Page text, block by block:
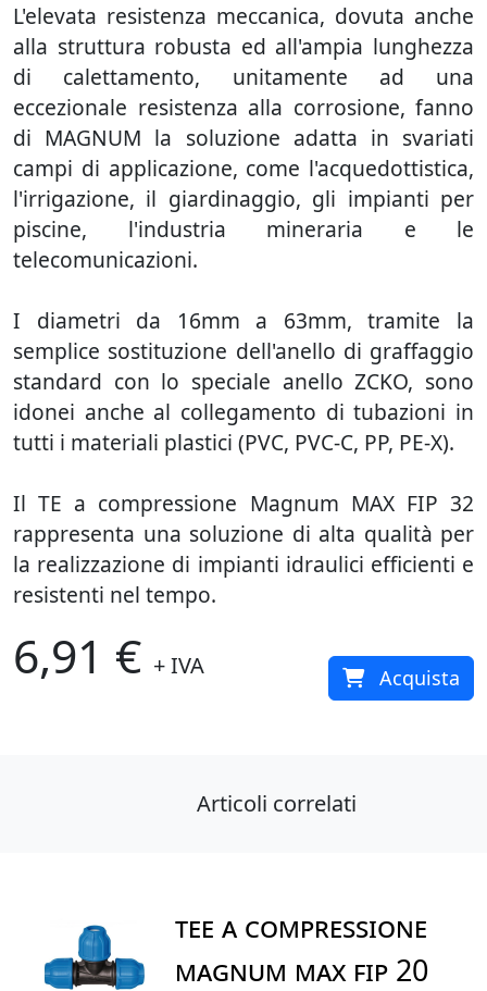
L'elevata resistenza meccanica, dovuta anche
alla struttura robusta ed all'ampia lunghezza
di calettamento, unitamente ad una
eccezionale resistenza alla corrosione, fanno
di MAGNUM la soluzione adatta in svariati
campi di applicazione, come l'acquedottistica,
l'irrigazione, il giardinaggio, gli impianti per
piscine, l'industria mineraria e le
telecomunicazioni.
I diametri da 16mm a 63mm, tramite la
semplice sostituzione dell'anello di graffaggio
standard con lo speciale anello ZCKO, sono
idonei anche al collegamento di tubazioni in
tutti i materiali plastici (PVC, PVC-C, PP, PE-X).
Il TE a compressione Magnum MAX FIP 32
rappresenta una soluzione di alta qualità per
la realizzazione di impianti idraulici efficienti e
resistenti nel tempo.
6,91 € + IVA Acquista
Articoli correlati
TEE A COMPRESSIONE
MAGNUM MAX FIP 20